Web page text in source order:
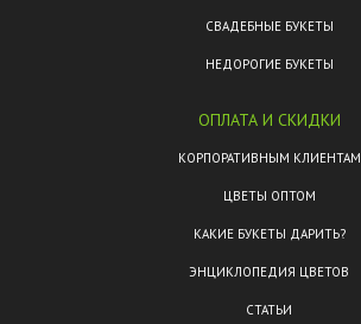
СВАДЕБНЫЕ БУКЕТЫ
НЕДОРОГИЕ БУКЕТЫ
ОПЛАТА И СКИДКИ
КОРПОРАТИВНЫМ КЛИЕНТАМ
ЦВЕТЫ ОПТОМ
КАКИЕ БУКЕТЫ ДАРИТЬ?
ЭНЦИКЛОПЕДИЯ ЦВЕТОВ
СТАТЬИ